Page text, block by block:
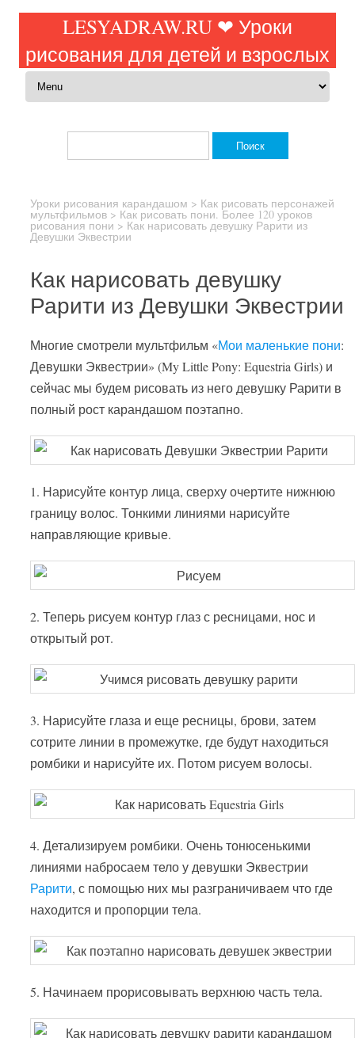
LESYADRAW.RU ❤ Уроки
рисования для детей и взрослых
Перейти к содержимому
Уроки рисования карандашом > Как рисовать персонажей
мультфильмов > Как рисовать пони. Более 120 уроков
рисования пони > Как нарисовать девушку Рарити из
Девушки Эквестрии
Как нарисовать девушку
Рарити из Девушки Эквестрии
Многие смотрели мультфильм «Мои маленькие пони:
Девушки Эквестрии» (My Little Pony: Equestria Girls) и
сейчас мы будем рисовать из него девушку Рарити в
полный рост карандашом поэтапно.
1. Нарисуйте контур лица, сверху очертите нижнюю
границу волос. Тонкими линиями нарисуйте
направляющие кривые.
2. Теперь рисуем контур глаз с ресницами, нос и
открытый рот.
3. Нарисуйте глаза и еще ресницы, брови, затем
сотрите линии в промежутке, где будут находиться
ромбики и нарисуйте их. Потом рисуем волосы.
4. Детализируем ромбики. Очень тонюсенькими
линиями набросаем тело у девушки Эквестрии
Рарити, с помощью них мы разграничиваем что где
находится и пропорции тела.
5. Начинаем прорисовывать верхнюю часть тела.